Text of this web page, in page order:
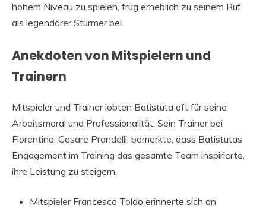
hohem Niveau zu spielen, trug erheblich zu seinem Ruf
als legendärer Stürmer bei.
Anekdoten von Mitspielern und
Trainern
Mitspieler und Trainer lobten Batistuta oft für seine
Arbeitsmoral und Professionalität. Sein Trainer bei
Fiorentina, Cesare Prandelli, bemerkte, dass Batistutas
Engagement im Training das gesamte Team inspirierte,
ihre Leistung zu steigern.
Mitspieler Francesco Toldo erinnerte sich an